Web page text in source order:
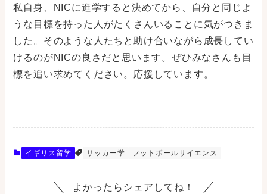
私自身、NICに進学すると決めてから、自分と同じよ
うな目標を持った人がたくさんいることに気がつきま
した。そのような人たちと助け合いながら成長してい
けるのがNICの良さだと思います。ぜひみなさんも目
標を追い求めてください。応援しています。
イギリス留学 サッカー学 フットボールサイエンス
よかったらシェアしてね！